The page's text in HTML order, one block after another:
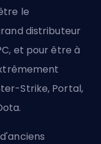
le
distributeur
et pour être à
Strike, Portal,